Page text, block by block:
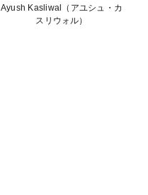
Ayush Kasliwal（アユシュ・カ
スリウォル）